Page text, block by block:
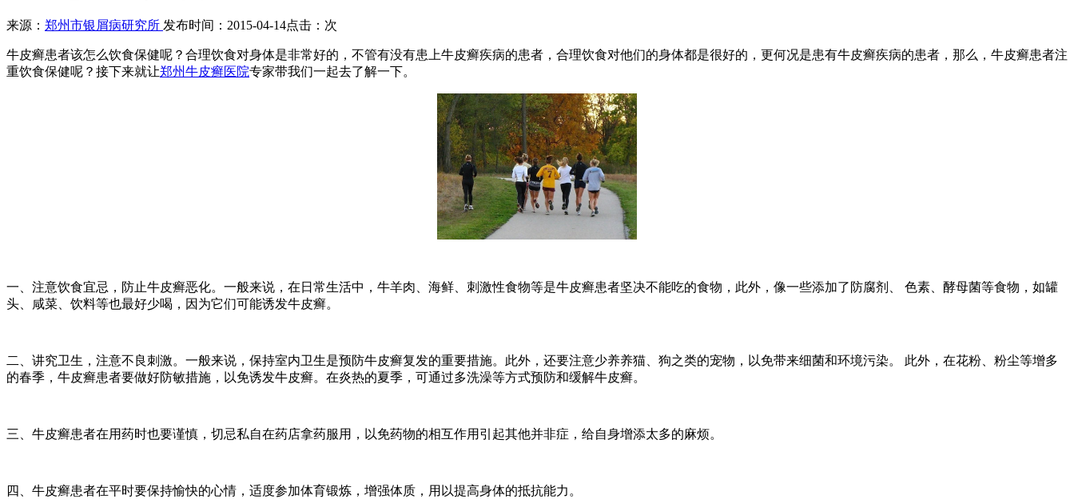
来源： 郑州市银屑病研究所 发布时间：2015-04-14点击： 次
牛皮癣患者该怎么饮食保健呢？合理饮食对身体是非常好的，不管有没有患上牛皮癣疾病的患者，合理饮食对他们的身体都是很好的，更何况是患有牛皮癣疾病的患者，那么，牛皮癣患者注
重饮食保健呢？接下来就让郑州牛皮癣医院专家带我们一起去了解一下。
一、注意饮食宜忌，防止牛皮癣恶化。一般来说，在日常生活中，牛羊肉、海鲜、刺激性食物等是牛皮癣患者坚决不能吃的食物，此外，像一些添加了防腐剂、 色素、酵母菌等食物，如罐
头、咸菜、饮料等也最好少喝，因为它们可能诱发牛皮癣。
二、讲究卫生，注意不良刺激。一般来说，保持室内卫生是预防牛皮癣复发的重要措施。此外，还要注意少养养猫、狗之类的宠物，以免带来细菌和环境污染。 此外，在花粉、粉尘等增多
的春季，牛皮癣患者要做好防敏措施，以免诱发牛皮癣。在炎热的夏季，可通过多洗澡等方式预防和缓解牛皮癣。
三、牛皮癣患者在用药时也要谨慎，切忌私自在药店拿药服用，以免药物的相互作用引起其他并非症，给自身增添太多的麻烦。
四、牛皮癣患者在平时要保持愉快的心情，适度参加体育锻炼，增强体质，用以提高身体的抵抗能力。